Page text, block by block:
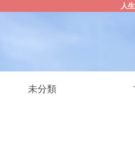
人
未分類